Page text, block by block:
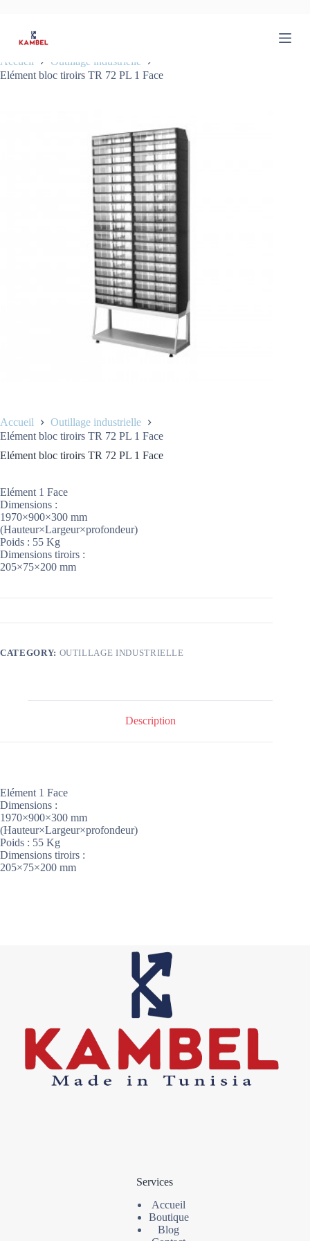
e
r
Accueil
Outillage industrielle
Elément bloc tiroirs TR 72 PL 1 Face
Accueil
Outillage industrielle
Elément bloc tiroirs TR 72 PL 1 Face
Elément bloc tiroirs TR 72 PL 1 Face
Elément 1 Face
Dimensions :
1970×900×300 mm
(Hauteur×Largeur×profondeur)
Poids : 55 Kg
Dimensions tiroirs :
205×75×200 mm
CATEGORY: OUTILLAGE INDUSTRIELLE
Description
Elément 1 Face
Dimensions :
1970×900×300 mm
(Hauteur×Largeur×profondeur)
Poids : 55 Kg
Dimensions tiroirs :
205×75×200 mm
Services
Accueil
Boutique
Blog